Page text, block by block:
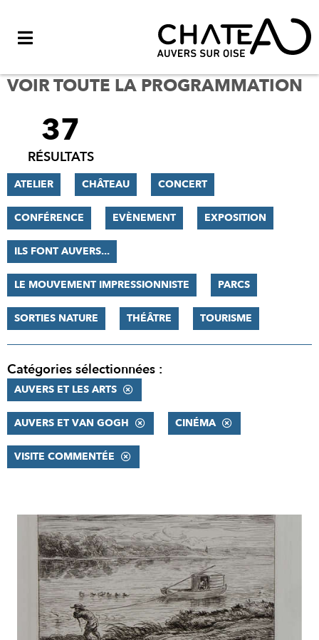
VOIR TOUTE LA PROGRAMMATION
FILTRER
RÉSULTATS
37
RÉSULTATS
ATELIER CHÂTEAU CONCERT
CONFÉRENCE EVÈNEMENT EXPOSITION
ILS FONT AUVERS...
LE MOUVEMENT IMPRESSIONNISTE PARCS
SORTIES NATURE THÉÂTRE TOURISME
Catégories sélectionnées :
AUVERS ET LES ARTS
AUVERS ET VAN GOGH CINÉMA
VISITE COMMENTÉE
RÉSULTATS